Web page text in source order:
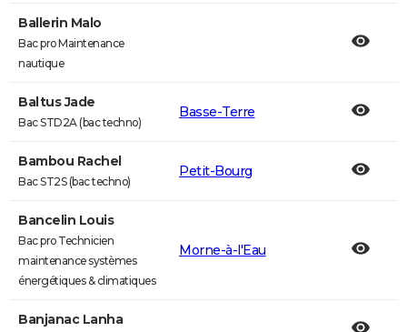
Ballerin Malo
Bac pro Maintenance
nautique
Baltus Jade
Bac STD2A (bac techno)
Basse-Terre
Bambou Rachel
Bac ST2S (bac techno)
Petit-Bourg
Bancelin Louis
Bac pro Technicien
maintenance systèmes
énergétiques & climatiques
Morne-à-l'Eau
Banjanac Lanha